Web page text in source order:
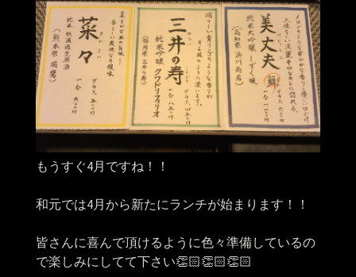
もうすぐ4月ですね！！
和元では4月から新たにランチが始まります！！
皆さんに喜んで頂けるように色々準備しているの
で楽しみにしてて下さい👏🏻👏🏻👏🏻